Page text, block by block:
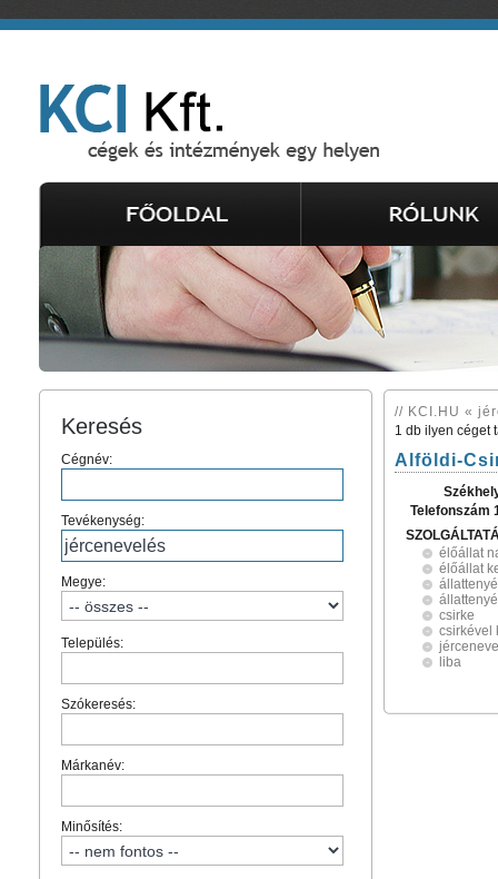
Keresés
Cégnév:
Tevékenység:
Megye:
Település:
Szókeresés:
Márkanév:
Minősítés:
// KCI.HU «
1 db ilyen céget
Alföldi-
Telefonszám
élőállat
élőállat
csirke
csirkével
liba